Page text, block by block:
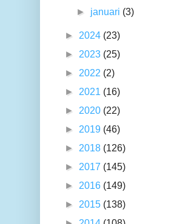
► januari (3)
► 2024 (23)
► 2023 (25)
► 2022 (2)
► 2021 (16)
► 2020 (22)
► 2019 (46)
► 2018 (126)
► 2017 (145)
► 2016 (149)
► 2015 (138)